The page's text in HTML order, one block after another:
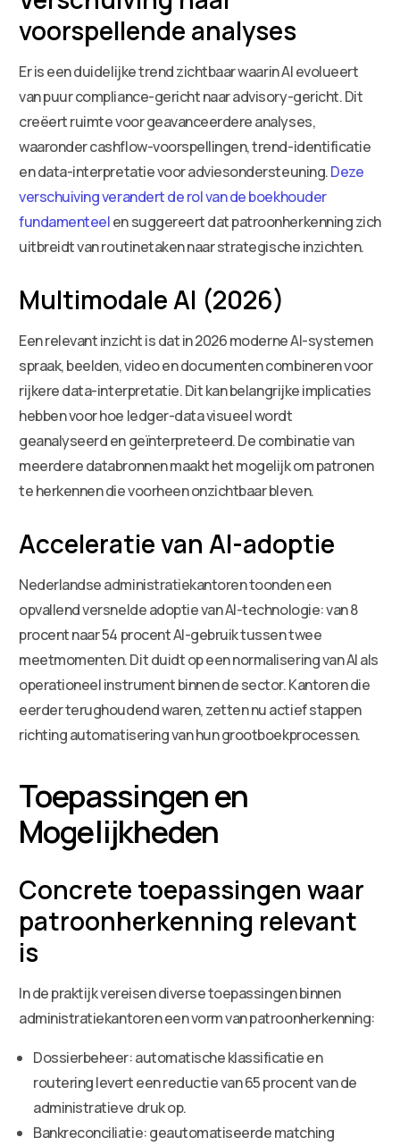
voorspellende analyses
Er is een duidelijke trend zichtbaar waarin AI evolueert
van puur compliance-gericht naar advisory-gericht. Dit
creëert ruimte voor geavanceerdere analyses,
waaronder cashflow-voorspellingen, trend-identificatie
en data-interpretatie voor adviesondersteuning.Deze
verschuiving verandert de rol van de boekhouder
fundamenteelen suggereert dat patroonherkenning zich
uitbreidt van routinetaken naar strategische inzichten.
Multimodale AI (2026)
Een relevant inzicht is dat in 2026 moderne AI-systemen
spraak, beelden, video en documenten combineren voor
rijkere data-interpretatie. Dit kan belangrijke implicaties
hebben voor hoe ledger-data visueel wordt
geanalyseerd en geïnterpreteerd. De combinatie van
meerdere databronnen maakt het mogelijk om patronen
te herkennen die voorheen onzichtbaar bleven.
Acceleratie van AI-adoptie
Nederlandse administratiekantoren toonden een
opvallend versnelde adoptie van AI-technologie: van 8
procent naar 54 procent AI-gebruik tussen twee
meetmomenten. Dit duidt op een normalisering van AI als
operationeel instrument binnen de sector. Kantoren die
eerder terughoudend waren, zetten nu actief stappen
richting automatisering van hun grootboekprocessen.
Toepassingen en
Mogelijkheden
Concrete toepassingen waar
patroonherkenning relevant
is
In de praktijk vereisen diverse toepassingen binnen
administratiekantoren een vorm van patroonherkenning:
Dossierbeheer: automatische klassificatie en
routering levert een reductie van 65 procent van de
administratieve druk op.
Bankreconciliatie: geautomatiseerde matching